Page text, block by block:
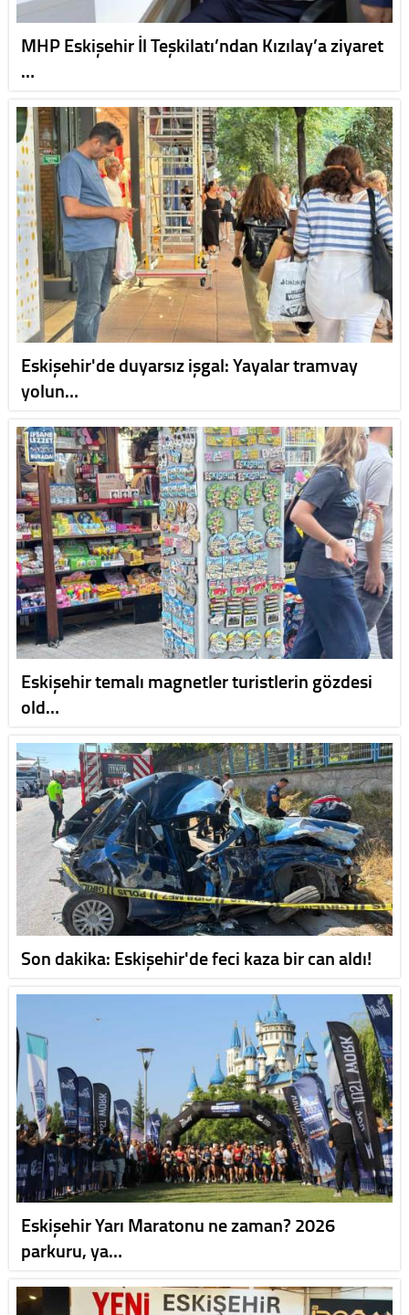
MHP Eskişehir İl Teşkilatı’ndan Kızılay’a ziyaret
…
Eskişehir'de duyarsız işgal: Yayalar tramvay
yolun…
Eskişehir temalı magnetler turistlerin gözdesi
old…
Son dakika: Eskişehir'de feci kaza bir can aldı!
Eskişehir Yarı Maratonu ne zaman? 2026
parkuru, ya…